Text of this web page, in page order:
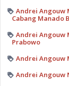
Andrei Angouw
Cabang Manado
Andrei Angouw
Prabowo
Andrei Angouw
Andrei Angouw